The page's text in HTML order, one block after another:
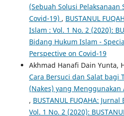
(Sebuah Solusi
Covid-19) , BUSTANUL
Islam : Vol. 1 No. 2 (2020):
Bidang Hukum Islam -
Perspective on Covid-19
Akhmad Hanafi Dain Yunta,
Cara Bersuci dan Salat bagi
(Nakes) yang
, BUSTANUL FUQAHA:
Vol. 1 No. 2 (2020):